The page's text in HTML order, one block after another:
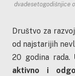
dvadesetogodišnjice
Društvo za
od najstarijih
20 godina rada.
aktivno i